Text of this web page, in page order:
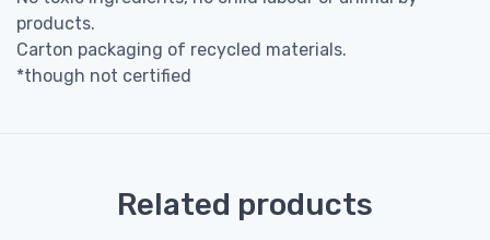
products.
Carton packaging of recycled materials.
*though not certified
Related products